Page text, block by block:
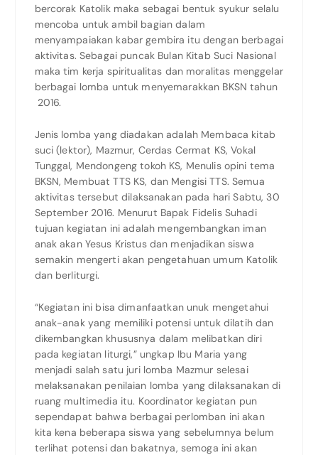
bercorak Katolik maka sebagai bentuk syukur selalu
mencoba untuk ambil bagian dalam
menyampaiakan kabar gembira itu dengan berbagai
aktivitas. Sebagai puncak Bulan Kitab Suci Nasional
maka tim kerja spiritualitas dan moralitas menggelar
berbagai lomba untuk menyemarakkan BKSN tahun
2016.
Jenis lomba yang diadakan adalah Membaca kitab
suci (lektor), Mazmur, Cerdas Cermat KS, Vokal
Tunggal, Mendongeng tokoh KS, Menulis opini tema
BKSN, Membuat TTS KS, dan Mengisi TTS. Semua
aktivitas tersebut dilaksanakan pada hari Sabtu, 30
September 2016. Menurut Bapak Fidelis Suhadi
tujuan kegiatan ini adalah mengembangkan iman
anak akan Yesus Kristus dan menjadikan siswa
semakin mengerti akan pengetahuan umum Katolik
dan berliturgi.
“Kegiatan ini bisa dimanfaatkan unuk mengetahui
anak-anak yang memiliki potensi untuk dilatih dan
dikembangkan khususnya dalam melibatkan diri
pada kegiatan liturgi,” ungkap Ibu Maria yang
menjadi salah satu juri lomba Mazmur selesai
melaksanakan penilaian lomba yang dilaksanakan di
ruang multimedia itu. Koordinator kegiatan pun
sependapat bahwa berbagai perlomban ini akan
kita kena beberapa siswa yang sebelumnya belum
terlihat potensi dan bakatnya, semoga ini akan